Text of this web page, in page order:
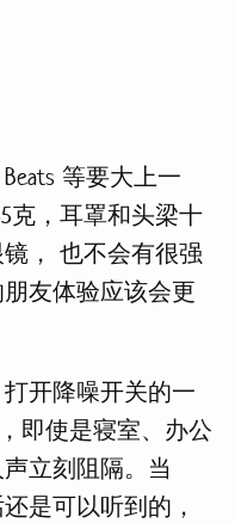
等要大上一
克，耳罩和头梁十
， 也不会有很强
友体验应该会更
开降噪开关的一
即使是寝室、办公
立刻阻隔。当
是可以听到的，